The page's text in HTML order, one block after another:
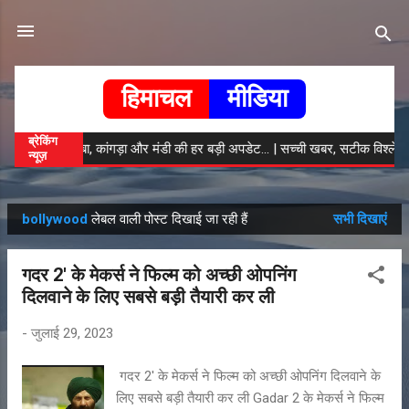
हिमाचल मीडिया
ब्रेकिंग
न्यूज़
खबरें... | चंबा, कांगड़ा और मंडी की हर बड़ी अपडेट... | सच्ची खबर, सटीक विश्लेषण |
सं
दे
bollywoodलेबल वाली पोस्ट दिखाई जा रही हैं सभी दिखाएं
गदर 2' के मेकर्स ने फिल्म को अच्छी ओपनिंग
दिलवाने के लिए सबसे बड़ी तैयारी कर ली
- जुलाई 29, 2023
गदर 2' के मेकर्स ने फिल्म को अच्छी ओपनिंग दिलवाने के
लिए सबसे बड़ी तैयारी कर ली Gadar 2 के मेकर्स ने फिल्म